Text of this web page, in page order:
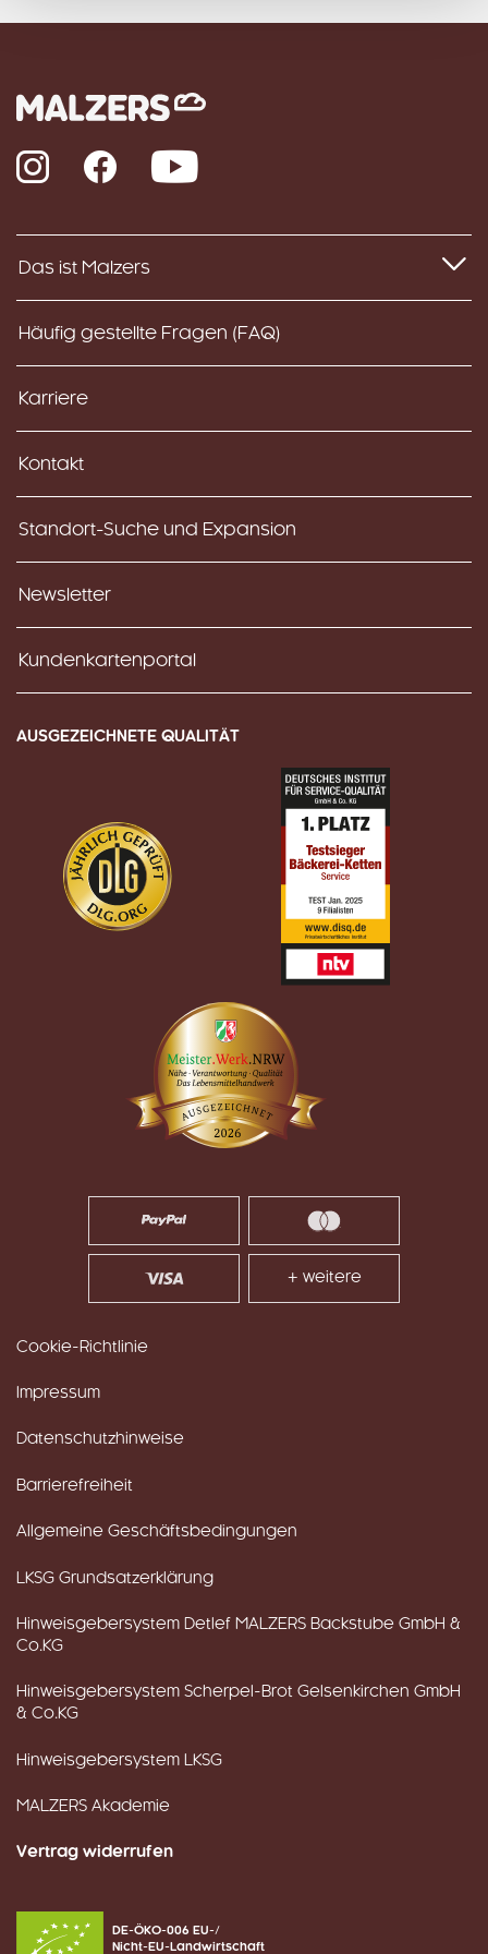
InstagramFacebook YouTube
Das ist Malzers
Häufig gestellte Fragen (FAQ)
Karriere
Kontakt
Standort-Suche und Expansion
Newsletter
Kundenkartenportal
AUSGEZEICHNETE QUALITÄT
+ weitere
Cookie-Richtlinie
Impressum
Datenschutzhinweise
Barrierefreiheit
Allgemeine Geschäftsbedingungen
LKSG Grundsatzerklärung
Hinweisgebersystem Detlef MALZERS Backstube GmbH &
Co.KG
Hinweisgebersystem Scherpel-Brot Gelsenkirchen GmbH
& Co.KG
Hinweisgebersystem LKSG
MALZERS Akademie
Vertrag widerrufen
DE-ÖKO-006 EU-/
Nicht-EU-Landwirtschaft